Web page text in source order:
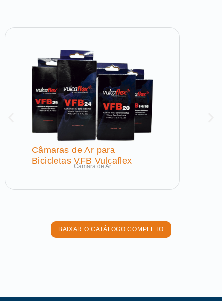
Câmaras de Ar para
Bicicletas VFB Vulcaflex
Câmara de Ar
BAIXAR O CATÁLOGO COMPLETO